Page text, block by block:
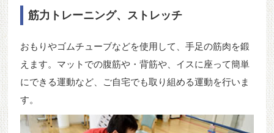
筋力トレーニング、ストレッチ
おもりやゴムチューブなどを使用して、手足の筋肉を鍛
えます。マットでの腹筋や・背筋や、イスに座って簡単
にできる運動など、ご自宅でも取り組める運動を行いま
す。